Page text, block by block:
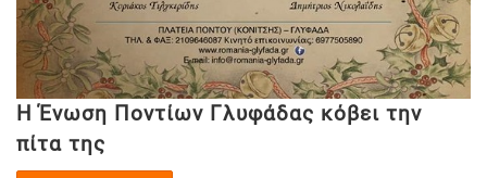
Η Ένωση Ποντίων Γλυφάδας κόβει την
πίτα της